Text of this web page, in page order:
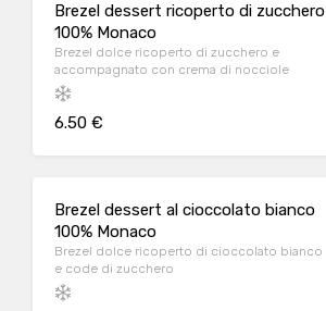
Brezel dessert ricoperto di zucchero
100% Monaco
Brezel dolce ricoperto di zucchero e
accompagnato con crema di nocciole
6.50 €
Brezel dessert al cioccolato bianco
100% Monaco
Brezel dolce ricoperto di cioccolato bianco
e code di zucchero